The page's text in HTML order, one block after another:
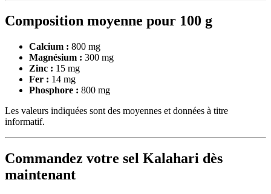
Composition moyenne pour 100 g
Calcium : 800 mg
Magnésium : 300 mg
Zinc : 15 mg
Fer : 14 mg
Phosphore : 800 mg
Les valeurs indiquées sont des moyennes et données à titre
informatif.
Commandez votre sel Kalahari dès
maintenant